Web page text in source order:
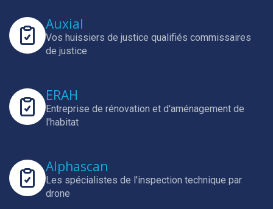
Auxial
Vos huissiers de justice qualifiés commissaires
de justice
ERAH
Entreprise de rénovation et d'aménagement de
l'habitat
Alphascan
Les spécialistes de l'inspection technique par
drone